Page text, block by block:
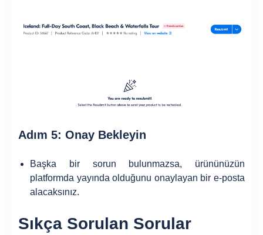
Adım 5: Onay Bekleyin
Başka bir sorun bulunmazsa, ürününüzün
platformda yayında olduğunu onaylayan bir e-posta
alacaksınız.
Sıkça Sorulan Sorular